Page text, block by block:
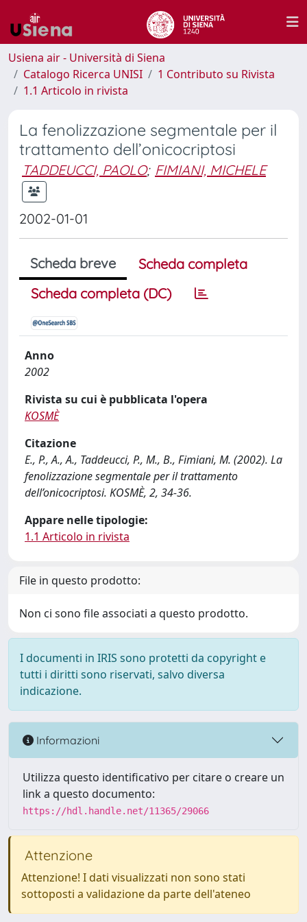
Usiena air - Università di Siena
Catalogo Ricerca UNISI
1 Contributo su Rivista
1.1 Articolo in rivista
La fenolizzazione segmentale per il
trattamento dell’onicocriptosi
TADDEUCCI, PAOLO; FIMIANI, MICHELE
2002-01-01
Scheda breve
Scheda completa
Scheda completa (DC)
Anno
2002
Rivista su cui è pubblicata l'opera
KOSMÈ
Citazione
E., P., A., A., Taddeucci, P., M., B., Fimiani, M. (2002). La
fenolizzazione segmentale per il trattamento
dell’onicocriptosi. KOSMÈ, 2, 34-36.
Appare nelle tipologie:
1.1 Articolo in rivista
File in questo prodotto:
Non ci sono file associati a questo prodotto.
I documenti in IRIS sono protetti da copyright e
tutti i diritti sono riservati, salvo diversa
indicazione.
Informazioni
Utilizza questo identificativo per citare o creare un
link a questo documento:
https://hdl.handle.net/11365/29066
Attenzione
Attenzione! I dati visualizzati non sono stati
sottoposti a validazione da parte dell'ateneo